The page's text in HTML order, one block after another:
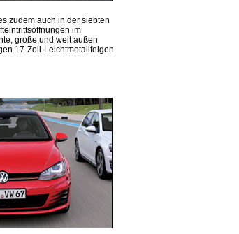
zudem auch in der siebten
im
große und weit außen
17-Zoll-Leichtmetallfelgen